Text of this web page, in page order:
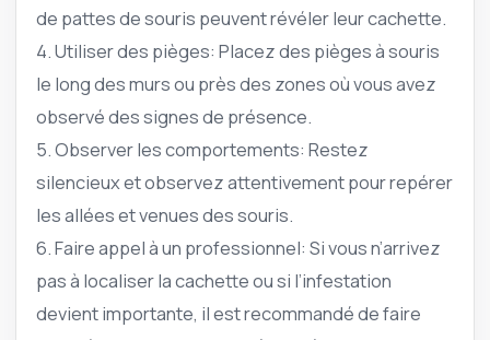
de pattes de souris peuvent révéler leur cachette.
4. Utiliser des pièges: Placez des pièges à souris
le long des murs ou près des zones où vous avez
observé des signes de présence.
5. Observer les comportements: Restez
silencieux et observez attentivement pour repérer
les allées et venues des souris.
6. Faire appel à un professionnel: Si vous n’arrivez
pas à localiser la cachette ou si l’infestation
devient importante, il est recommandé de faire